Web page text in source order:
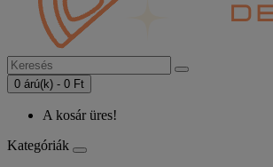
0 árú(k) - 0 Ft
A kosár üres!
Kategóriák